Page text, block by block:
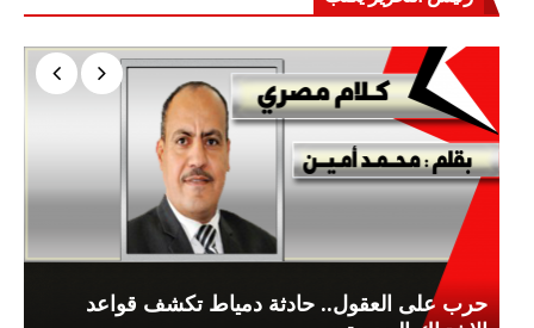
حرب على العقول.. حادثة دمياط تكشف قواعد